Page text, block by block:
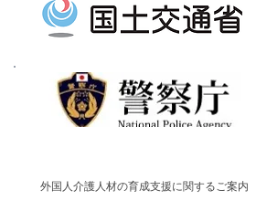
外国人介護人材の育成支援に関するご案内